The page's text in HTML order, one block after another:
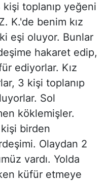
toplanıp yeğeni
K.'de benim kız
eşi oluyor. Bunlar
hakaret edip,
ediyorlar. Kız
3 kişi toplanıp
Sol
köklemişler.
birden
Olaydan 2
vardı. Yolda
küfür etmeye